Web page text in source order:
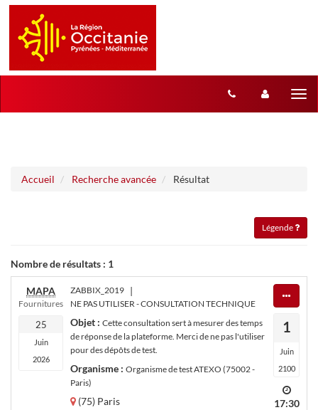
Accueil Recherche avancée Résultat
Légende
Nombre de résultats : 1
MAPA
Fournitures
25
Juin
2026
ZABBIX_2019 |
NE PAS UTILISER - CONSULTATION TECHNIQUE
Objet : Cette consultation sert à mesurer des temps
de réponse de la plateforme. Merci de ne pas l'utiliser
pour des dépôts de test.
Organisme : Organisme de test ATEXO (75002 -
Paris)
(75) Paris
1
Juin
2100
17:30